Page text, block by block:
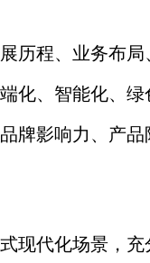
历程、业务布局
化、智能化、绿
牌影响力、产品
现代化场景， 充